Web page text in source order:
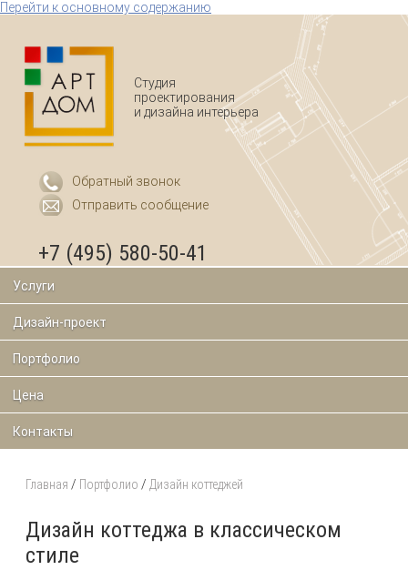
Перейти к основному содержанию
Студия
проектирования
и дизайна интерьера
Обратный звонок
Отправить сообщение
+7 (495) 580-50-41
Услуги
Дизайн-проект
Портфолио
Цена
Контакты
Главная / Портфолио / Дизайн коттеджей
Дизайн коттеджа в классическом
стиле